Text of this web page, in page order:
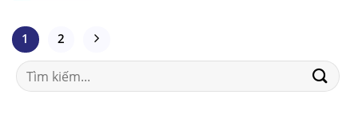
1 2
Search
for: